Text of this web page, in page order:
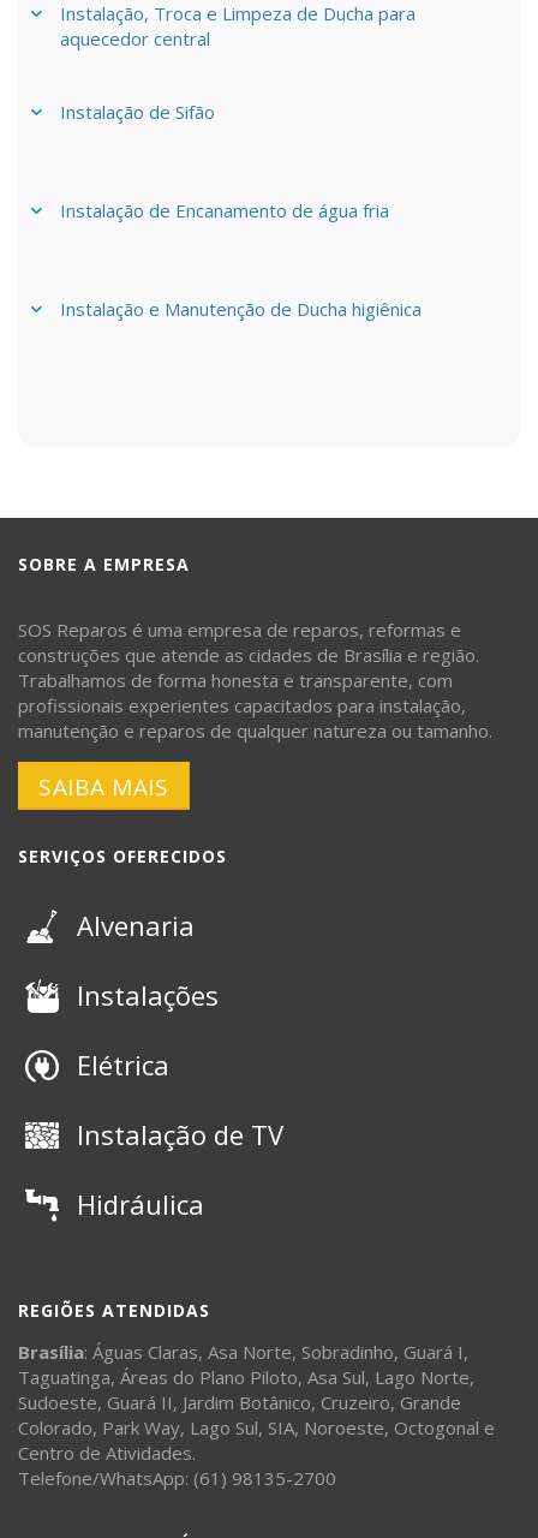
Instalação, Troca e Limpeza de Ducha para
aquecedor central
Instalação de Sifão
Instalação de Encanamento de água fria
Instalação e Manutenção de Ducha higiênica
SOBRE A EMPRESA
SOS Reparos é uma empresa de reparos, reformas e
construções que atende as cidades de Brasília e região.
Trabalhamos de forma honesta e transparente, com
profissionais experientes capacitados para instalação,
manutenção e reparos de qualquer natureza ou tamanho.
SAIBA MAIS
SERVIÇOS OFERECIDOS
Alvenaria
Instalações
Elétrica
Instalação de TV
Hidráulica
REGIÕES ATENDIDAS
Brasília: Águas Claras, Asa Norte, Sobradinho, Guará I,
Taguatinga, Áreas do Plano Piloto, Asa Sul, Lago Norte,
Sudoeste, Guará II, Jardim Botânico, Cruzeiro, Grande
Colorado, Park Way, Lago Sul, SIA, Noroeste, Octogonal e
Centro de Atividades.
Telefone/WhatsApp: (61) 98135-2700